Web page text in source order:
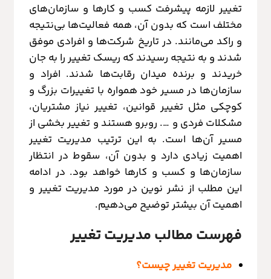
تغییر لازمه پیشرفت کسب و کارها و سازمان‌های
مختلف است که بدون آن، همه فعالیت‌ها بی‌نتیجه
و راکد می‌مانند. در تاریخ شرکت‌ها و افرادی موفق
شدند و به نتیجه رسیدند که ریسک تغییر را به جان
خریدند و برنده میدان رقابت‌ها شدند. افراد و
سازمان‌ها در مسیر خود همواره با تغییرات بزرگ و
کوچکی مثل تغییر قوانین، تغییر نیاز مشتریان،
مشکلات فردی و …. روبرو هستند و تغییر بخشی از
مسیر آن‌ها است. به این ترتیب مدیریت تغییر
اهمیت زیادی دارد و بدون آن، سقوط در انتظار
سازمان‌ها و کسب و کارها خواهد بود. در ادامه
این مطلب از نشر نوین در مورد مدیریت تغییر و
اهمیت آن بیشتر توضیح می‌دهیم.
فهرست مطالب مدیریت تغییر
مدیریت تغییر چیست؟